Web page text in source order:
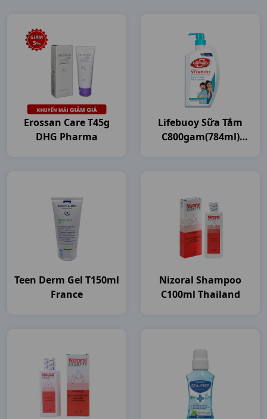
Erossan Care T45g
DHG Pharma
Lifebuoy Sữa Tắm
C800gam(784ml)
Teen Derm Gel T150ml
France
Nizoral Shampoo
C100ml Thailand